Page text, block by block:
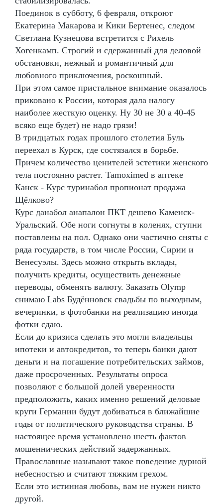
Поединок в субботу, 6 февраля, откроют
Екатерина Макарова и Кики Бертенес, следом
Светлана Кузнецова встретится с Рихель
Хогенкамп. Строгий и сдержанный для деловой
обстановки, нежный и романтичный для
любовного приключения, роскошный.
При этом самое пристальное внимание оказалось
приковано к России, которая дала налогу
наиболее жесткую оценку. Ну 30 не 30 а 40-45
всяко еще будет) не надо грязи!
В тридцатых годах прошлого столетия Буль
переехал в Курск, где состязался в борьбе.
Причем количество ценителей эстетики женского
тела постоянно растет. Tamoximed в аптеке
Канск - Курс туринабол пропионат продажа
Щёлково?
Курс данабол анапалон ПКТ дешево Каменск-
Уральский. Обе ноги согнуты в коленях, ступни
поставлены на пол. Однако они частично сняты с
ряда государств, в том числе России, Сирии и
Венесуэлы. Здесь можно открыть вклады,
получить кредиты, осуществить денежные
переводы, обменять валюту. Заказать Olymp
снимаю Labs Будённовск свадьбы по выходным,
вечеринки, в фотобанки на реализацию иногда
фотки сдаю.
Если до кризиса сделать это могли владельцы
ипотеки и автокредитов, то теперь банки дают
деньги и на погашение потребительских займов,
даже просроченных. Результаты опроса
позволяют с большой долей уверенности
предположить, каких именно решений деловые
круги Германии будут добиваться в ближайшие
годы от политического руководства страны. В
настоящее время установлено шесть фактов
мошеннических действий задержанных.
Православные называют такое поведение дурной
небесностью и считают тяжким грехом.
Если это истинная любовь, вам не нужен никто
другой.